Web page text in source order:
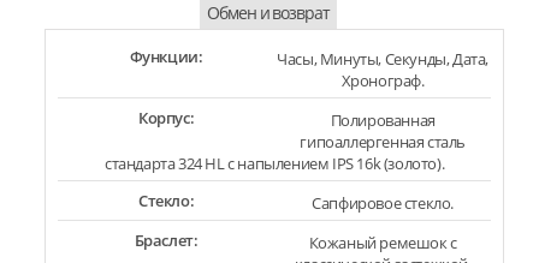
Обмен и возврат
Функции:
Часы, Минуты, Секунды, Дата,
Хронограф.
Корпус:
Полированная
гипоаллергенная сталь
стандарта 324 HL с напылением IPS 16k (золото).
Стекло:
Сапфировое стекло.
Браслет:
Кожаный ремешок с